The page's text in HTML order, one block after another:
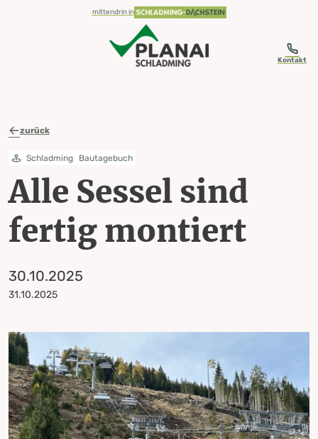
Zum Inhalt springen
Zum Inhaltsverzeichnis springen
Zur Navigation springen Alle Sessel sind fertig montiert 30.10.2025
mittendrin in
Kontakt
zurück
Schladming Bautagebuch
Alle Sessel sind
fertig montiert
30.10.2025
31.10.2025